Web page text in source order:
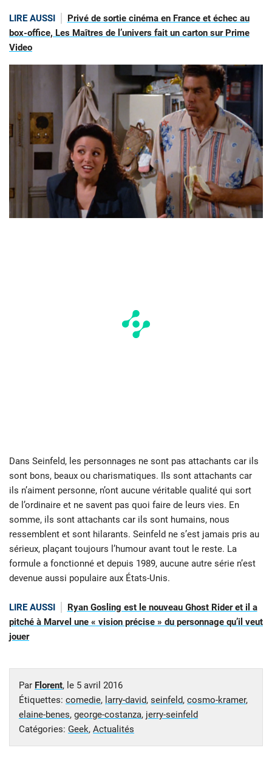
LIRE AUSSI
Privé de sortie cinéma en France et échec au
box-office, Les Maîtres de l’univers fait un carton sur Prime
Video
Dans Seinfeld, les personnages ne sont pas attachants car ils
sont bons, beaux ou charismatiques. Ils sont attachants car
ils n’aiment personne, n’ont aucune véritable qualité qui sort
de l’ordinaire et ne savent pas quoi faire de leurs vies. En
somme, ils sont attachants car ils sont humains, nous
ressemblent et sont hilarants. Seinfeld ne s’est jamais pris au
sérieux, plaçant toujours l’humour avant tout le reste. La
formule a fonctionné et depuis 1989, aucune autre série n’est
devenue aussi populaire aux États-Unis.
LIRE AUSSI
Ryan Gosling est le nouveau Ghost Rider et il a
pitché à Marvel une « vision précise » du personnage qu’il veut
jouer
Par Florent, le 5 avril 2016
Étiquettes: comedie, larry-david, seinfeld, cosmo-kramer,
elaine-benes, george-costanza, jerry-seinfeld
Catégories: Geek, Actualités